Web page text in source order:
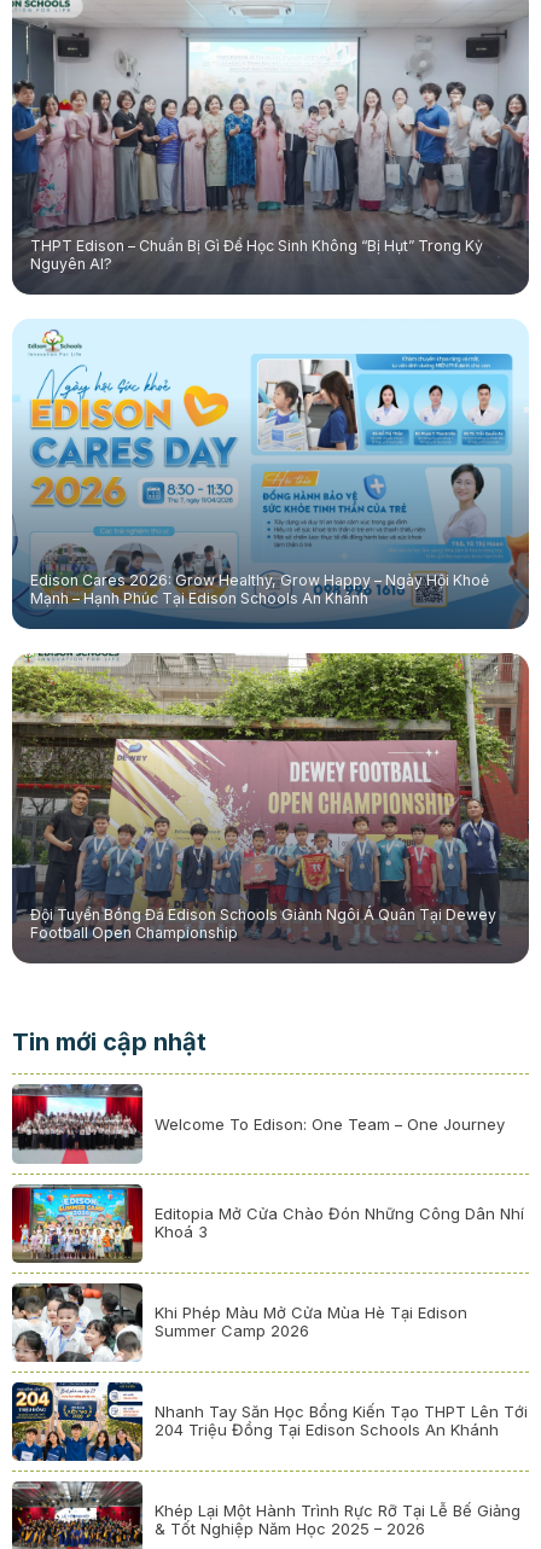
THPT Edison – Chuẩn Bị Gì Để Học Sinh Không “Bị Hụt” Trong Kỷ
Nguyên AI?
Edison Cares 2026: Grow Healthy, Grow Happy – Ngày Hội Khoẻ
Mạnh – Hạnh Phúc Tại Edison Schools An Khánh
Đội Tuyển Bóng Đá Edison Schools Giành Ngôi Á Quân Tại Dewey
Football Open Championship
Tin mới cập nhật
Welcome To Edison: One Team – One Journey
Editopia Mở Cửa Chào Đón Những Công Dân Nhí
Khoá 3
Khi Phép Màu Mở Cửa Mùa Hè Tại Edison
Summer Camp 2026
Nhanh Tay Săn Học Bổng Kiến Tạo THPT Lên Tới
204 Triệu Đồng Tại Edison Schools An Khánh
Khép Lại Một Hành Trình Rực Rỡ Tại Lễ Bế Giảng
& Tốt Nghiệp Năm Học 2025 – 2026